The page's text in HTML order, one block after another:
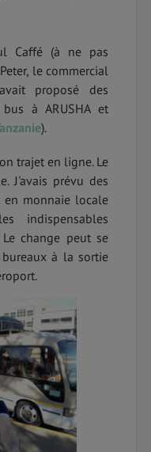
Caffé (à ne pas
le commercial
proposé des
à ARUSHA et
).
trajet en ligne. Le
J'avais prévu des
monnaie locale
indispensables
change peut se
à la sortie